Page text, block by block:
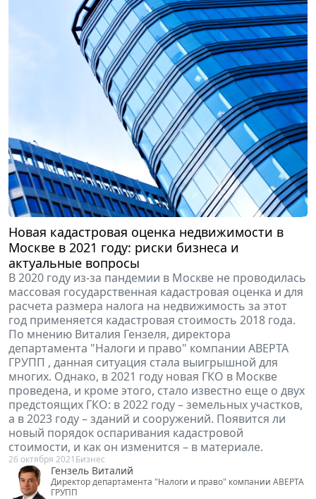
Новая кадастровая оценка недвижимости в
Москве в 2021 году: риски бизнеса и
актуальные вопросы
В 2020 году из-за пандемии в Москве не проводилась
массовая государственная кадастровая оценка и для
расчета размера налога на недвижимость за этот
год применяется кадастровая стоимость 2018 года.
По мнению Виталия Гензеля, директора
департамента "Налоги и право" компании АВЕРТА
ГРУПП , данная ситуация стала выигрышной для
многих. Однако, в 2021 году новая ГКО в Москве
проведена, и кроме этого, стало известно еще о двух
предстоящих ГКО: в 2022 году – земельных участков,
а в 2023 году – зданий и сооружений. Появится ли
новый порядок оспаривания кадастровой
стоимости, и как он изменится – в материале.
26 октября 2021 Бизнес
Гензель Виталий
Директор департамента "Налоги и право" компании АВЕРТА
ГРУПП